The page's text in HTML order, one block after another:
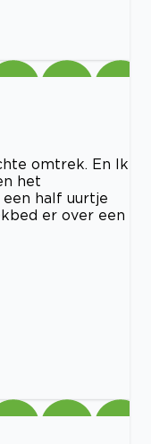
omtrek. En Ik
het
half uurtje
er over een